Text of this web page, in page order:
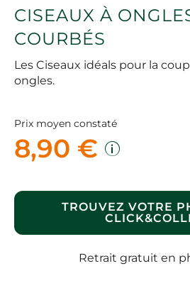
CISEAUX À
COURBÉS
Les Ciseaux idéals pour la
ongles.
Prix moyen constaté
8,90 €
TROUVEZ VOTRE
Retrait gratuit en